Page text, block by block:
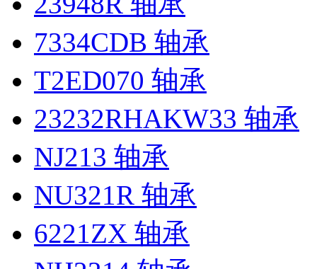
7334CDB 轴承
T2ED070 轴承
23232RHAKW33 轴承
NJ213 轴承
NU321R 轴承
6221ZX 轴承